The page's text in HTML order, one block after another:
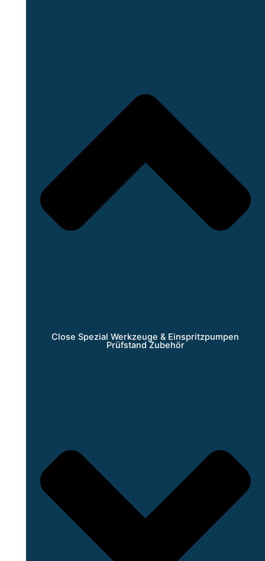
Close Spezial Werkzeuge & Einspritzpumpen
Prüfstand Zubehör